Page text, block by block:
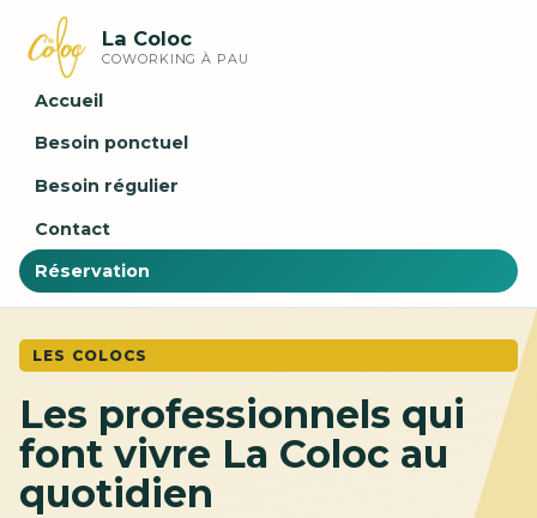
La Coloc
COWORKING À PAU
Accueil
Besoin ponctuel
Besoin régulier
Contact
Réservation
LES COLOCS
Les professionnels qui
font vivre La Coloc au
quotidien